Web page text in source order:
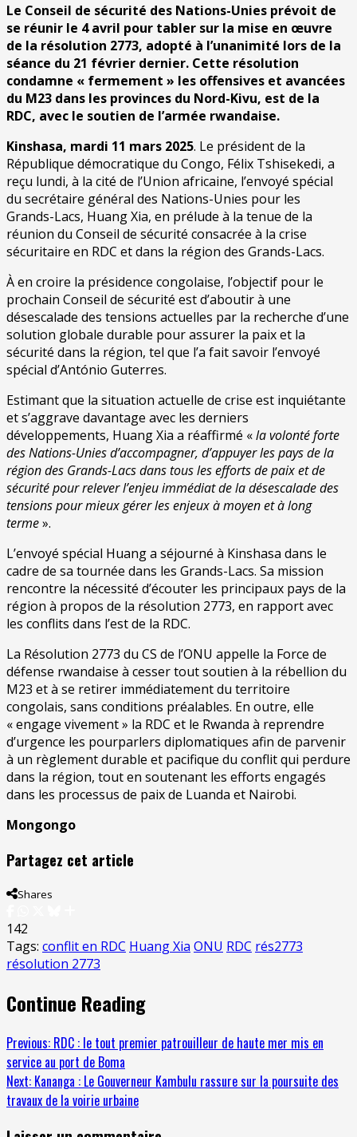
Le Conseil de sécurité des Nations-Unies prévoit de
se réunir le 4 avril pour tabler sur la mise en œuvre
de la résolution 2773, adopté à l’unanimité lors de la
séance du 21 février dernier. Cette résolution
condamne « fermement » les offensives et avancées
du M23 dans les provinces du Nord-Kivu, est de la
RDC, avec le soutien de l’armée rwandaise.
Kinshasa, mardi 11 mars 2025. Le président de la
République démocratique du Congo, Félix Tshisekedi, a
reçu lundi, à la cité de l’Union africaine, l’envoyé spécial
du secrétaire général des Nations-Unies pour les
Grands-Lacs, Huang Xia, en prélude à la tenue de la
réunion du Conseil de sécurité consacrée à la crise
sécuritaire en RDC et dans la région des Grands-Lacs.
À en croire la présidence congolaise, l’objectif pour le
prochain Conseil de sécurité est d’aboutir à une
désescalade des tensions actuelles par la recherche d’une
solution globale durable pour assurer la paix et la
sécurité dans la région, tel que l’a fait savoir l’envoyé
spécial d’António Guterres.
Estimant que la situation actuelle de crise est inquiétante
et s’aggrave davantage avec les derniers
développements, Huang Xia a réaffirmé «la volonté forte
des Nations-Unies d’accompagner, d’appuyer les pays de la
région des Grands-Lacs dans tous les efforts de paix et de
sécurité pour relever l’enjeu immédiat de la désescalade des
tensions pour mieux gérer les enjeux à moyen et à long
terme».
L’envoyé spécial Huang a séjourné à Kinshasa dans le
cadre de sa tournée dans les Grands-Lacs. Sa mission
rencontre la nécessité d’écouter les principaux pays de la
région à propos de la résolution 2773, en rapport avec
les conflits dans l’est de la RDC.
La Résolution 2773 du CS de l’ONU appelle la Force de
défense rwandaise à cesser tout soutien à la rébellion du
M23 et à se retirer immédiatement du territoire
congolais, sans conditions préalables. En outre, elle
« engage vivement » la RDC et le Rwanda à reprendre
d’urgence les pourparlers diplomatiques afin de parvenir
à un règlement durable et pacifique du conflit qui perdure
dans la région, tout en soutenant les efforts engagés
dans les processus de paix de Luanda et Nairobi.
Mongongo
Partagez cet article
Shares
142
Tags: conflit en RDC Huang Xia ONU RDC rés2773
résolution 2773
Continue Reading
Previous: RDC : le tout premier patrouilleur de haute mer mis en
service au port de Boma
Next: Kananga : Le Gouverneur Kambulu rassure sur la poursuite des
travaux de la voirie urbaine